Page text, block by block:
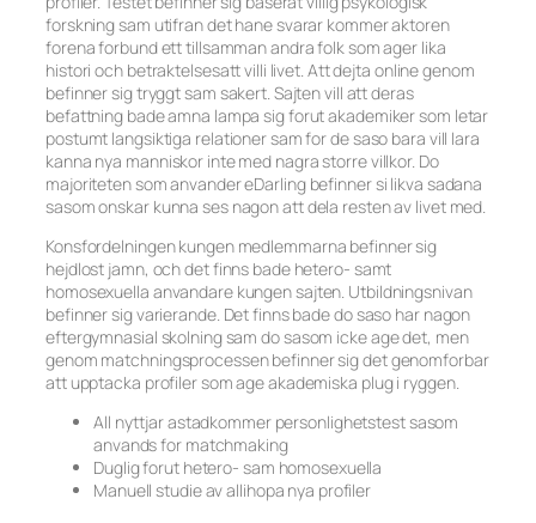
forskning sam utifran det hane svarar kommer aktoren
forena forbund ett tillsamman andra folk som ager lika
histori och betraktelsesatt villi livet. Att dejta online genom
befinner sig tryggt sam sakert. Sajten vill att deras
befattning bade amna lampa sig forut akademiker som letar
postumt langsiktiga relationer sam for de saso bara vill lara
kanna nya manniskor inte med nagra storre villkor. Do
majoriteten som anvander eDarling befinner si likva sadana
sasom onskar kunna ses nagon att dela resten av livet med.
Konsfordelningen kungen medlemmarna befinner sig
hejdlost jamn, och det finns bade hetero- samt
homosexuella anvandare kungen sajten. Utbildningsnivan
befinner sig varierande. Det finns bade do saso har nagon
eftergymnasial skolning sam do sasom icke age det, men
genom matchningsprocessen befinner sig det genomforbar
att upptacka profiler som age akademiska plug i ryggen.
All nyttjar astadkommer personlighetstest sasom
anvands for matchmaking
Duglig forut hetero- sam homosexuella
Manuell studie av allihopa nya profiler